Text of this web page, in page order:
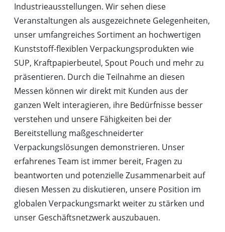
Industrieausstellungen. Wir sehen diese
Veranstaltungen als ausgezeichnete Gelegenheiten,
unser umfangreiches Sortiment an hochwertigen
Kunststoff-flexiblen Verpackungsprodukten wie
SUP, Kraftpapierbeutel, Spout Pouch und mehr zu
präsentieren. Durch die Teilnahme an diesen
Messen können wir direkt mit Kunden aus der
ganzen Welt interagieren, ihre Bedürfnisse besser
verstehen und unsere Fähigkeiten bei der
Bereitstellung maßgeschneiderter
Verpackungslösungen demonstrieren. Unser
erfahrenes Team ist immer bereit, Fragen zu
beantworten und potenzielle Zusammenarbeit auf
diesen Messen zu diskutieren, unsere Position im
globalen Verpackungsmarkt weiter zu stärken und
unser Geschäftsnetzwerk auszubauen.